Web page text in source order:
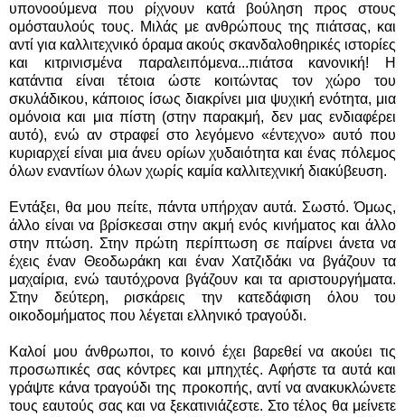
υπονοούμενα που ρίχνουν κατά βούληση προς στους
ομόσταυλούς τους. Μιλάς με ανθρώπους της πιάτσας, και
αντί για καλλιτεχνικό όραμα ακούς σκανδαλοθηρικές ιστορίες
και κιτρινισμένα παραλειπόμενα...πιάτσα κανονική! Η
κατάντια είναι τέτοια ώστε κοιτώντας τον χώρο του
σκυλάδικου, κάποιος ίσως διακρίνει μια ψυχική ενότητα, μια
ομόνοια και μια πίστη (στην παρακμή, δεν μας ενδιαφέρει
αυτό), ενώ αν στραφεί στο λεγόμενο «έντεχνο» αυτό που
κυριαρχεί είναι μια άνευ ορίων χυδαιότητα και ένας πόλεμος
όλων εναντίων όλων χωρίς καμία καλλιτεχνική διακύβευση.
Εντάξει, θα μου πείτε, πάντα υπήρχαν αυτά. Σωστό. Όμως,
άλλο είναι να βρίσκεσαι στην ακμή ενός κινήματος και άλλο
στην πτώση. Στην πρώτη περίπτωση σε παίρνει άνετα να
έχεις έναν Θεοδωράκη και έναν Χατζιδάκι να βγάζουν τα
μαχαίρια, ενώ ταυτόχρονα βγάζουν και τα αριστουργήματα.
Στην δεύτερη, ρισκάρεις την κατεδάφιση όλου του
οικοδομήματος που λέγεται ελληνικό τραγούδι.
Καλοί μου άνθρωποι, το κοινό έχει βαρεθεί να ακούει τις
προσωπικές σας κόντρες και μπηχτές. Αφήστε τα αυτά και
γράψτε κάνα τραγούδι της προκοπής, αντί να ανακυκλώνετε
τους εαυτούς σας και να ξεκατινιάζεστε. Στο τέλος θα μείνετε